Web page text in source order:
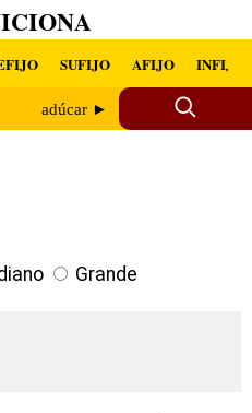
SUFIJO AFIJO INFIJO
adúcar ►
Grande